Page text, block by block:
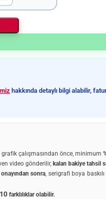
hakkında detaylı bilgi alabilir,
çalışmasından önce, minimum
video gönderilir, kalan bakiye tahsil
sonra, serigrafi boya
farklılıklar olabilir.